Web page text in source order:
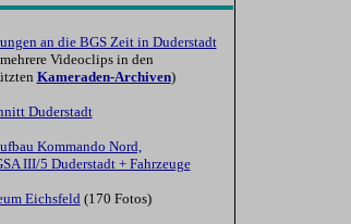
an die BGS Zeit in Duderstadt
Videoclips in den
Kameraden-Archiven)
Duderstadt
Kommando Nord,
III/5 Duderstadt + Fahrzeuge
Eichsfeld(170 Fotos)